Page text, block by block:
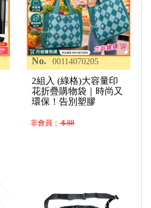
No. 00114070205
2組入 (綠格)大容量印
花折疊購物袋｜時尚又
環保！告別塑膠
非會員：＄88